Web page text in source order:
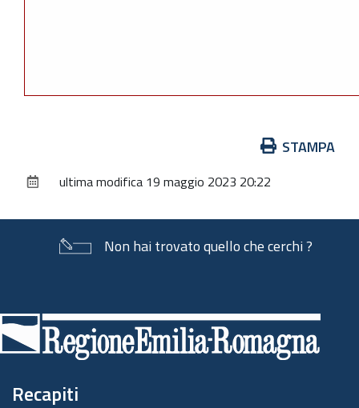
documento
STAMPA
ultima modifica 19 maggio 2023 20:22
Non hai trovato quello che cerchi ?
di
pagina
Recapiti